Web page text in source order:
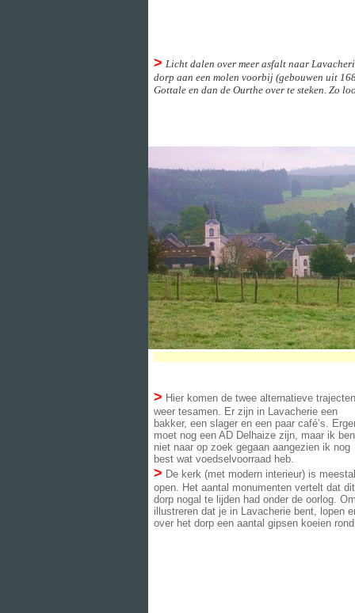
> Licht dalen over meer asfalt naar
dorp aan een molen voorbij (gebouwen uit
Gottale en dan de Ourthe over te steken. Zo
> Hier komen de twee alternatieve trajecten
weer tesamen. Er zijn in Lavacherie een
bakker, een slager en een paar café’s.
moet nog een AD Delhaize zijn, maar ik
niet naar op zoek gegaan aangezien ik nog
best wat voedselvoorraad heb.
> De kerk (met modern interieur) is meestal
open. Het aantal monumenten vertelt dat dit
dorp nogal te lijden had onder de oorlog.
illustreren dat je in Lavacherie bent, lopen
over het dorp een aantal gipsen koeien